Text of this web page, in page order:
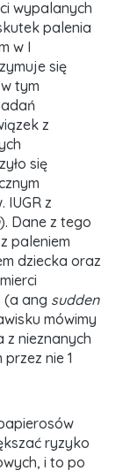
wypalanych
palenia
w I
się
tym
z
się
IUGR z
). Dane z tego
paleniem
dziecka oraz
(a ang sudden
mówimy
z nieznanych
nie 1
ryzyko
i to po